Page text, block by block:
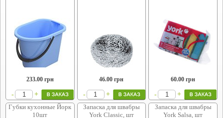
233.00грн
- +
46.00 грн
- +
60.00 грн
-
+
Губки кухонные Йорк
10шт
Запаска для швабры
York Classic, шт
Запаска для швабры
York Salsa, шт